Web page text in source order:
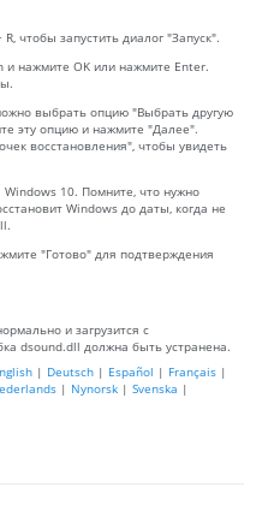
чтобы запустить диалог "Запуск".
и нажмите OK или нажмите Enter.
выбрать опцию "Выбрать другую
эту опцию и нажмите "Далее".
восстановления", чтобы увидеть
10. Помните, что нужно
Windows до даты, когда не
"Готово" для подтверждения
и загрузится с
dsound.dll должна быть устранена.
| Deutsch | Español | Français |
| Nynorsk | Svenska |